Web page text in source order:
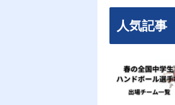
人気記事